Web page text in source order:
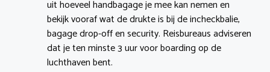
uit hoeveel handbagage je mee kan nemen en
bekijk vooraf wat de drukte is bij de incheckbalie,
bagage drop-off en security. Reisbureaus adviseren
dat je ten minste 3 uur voor boarding op de
luchthaven bent.